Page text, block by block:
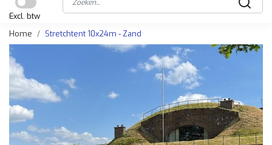
Excl. btw
Home
Stretchtent 10x24m - Zand